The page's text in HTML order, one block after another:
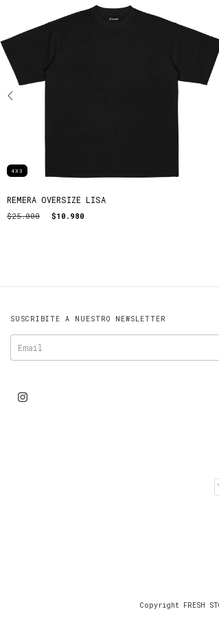
4X3
REMERA OVERSIZE LISA
$25.000 $10.980
SUSCRIBITE A NUESTRO NEWSLETTER
Copyright FRESH